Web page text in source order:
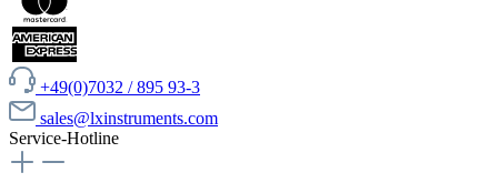
+49(0)7032 / 895 93-3
sales@lxinstruments.com
Service-Hotline